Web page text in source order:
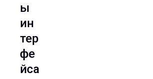
ы
ин
тер
фе
йса